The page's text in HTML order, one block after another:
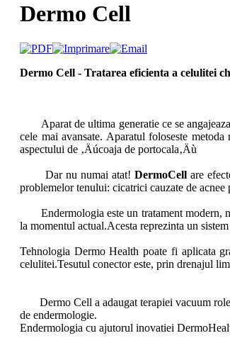
Dermo Cell
Dermo Cell - Tratarea eficienta a celulitei
Aparat de ultima generatie ce se angajeaza
cele mai avansate. Aparatul foloseste
aspectului de ‚Äúcoaja de portocala‚Äù
Dar nu numai atat!DermoCell are
problemelor tenului: cicatrici cauzate de
Endermologia este un tratament modern,
la momentul actual.Acesta reprezinta un
Tehnologia Dermo Health poate fi aplicata
celulitei.Tesutul conector este, prin drenajul
Dermo Cell a adaugat terapiei vacuum role
de endermologie.
Endermologia cu ajutorul inovatiei